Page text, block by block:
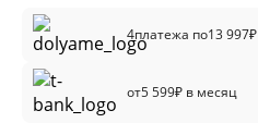
4платежа по13 997₽
от5 599₽ в месяц